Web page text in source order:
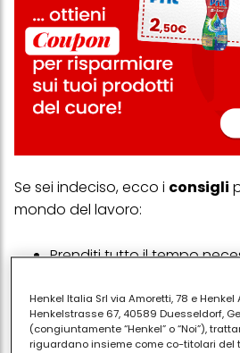
Se sei indeciso, ecco i consigli
mondo del lavoro:
Prenditi tutto il tempo
un passaggio
Impara a compilare uncv
esperienze di studio: una
Henkel Italia Srl via Amoretti, 78 e Henkel
Henkelstrasse 67, 40589 Duesseldorf,
(congiuntamente “Henkel” o “Noi”),
riguardano insieme come co-titolari del